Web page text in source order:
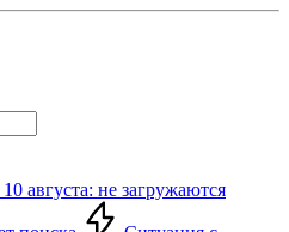
августа: не загружаются